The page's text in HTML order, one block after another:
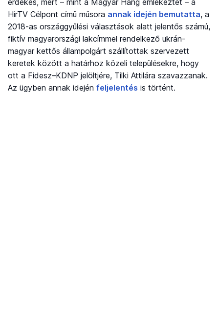
érdekes, mert – mint a Magyar Hang emlékeztet – a
HírTV Célpont című műsora annak idején bemutatta, a
2018-as országgyűlési választások alatt jelentős számú,
fiktív magyarországi lakcímmel rendelkező ukrán-
magyar kettős állampolgárt szállítottak szervezett
keretek között a határhoz közeli településekre, hogy
ott a Fidesz–KDNP jelöltjére, Tilki Attilára szavazzanak.
Az ügyben annak idején feljelentés is történt.